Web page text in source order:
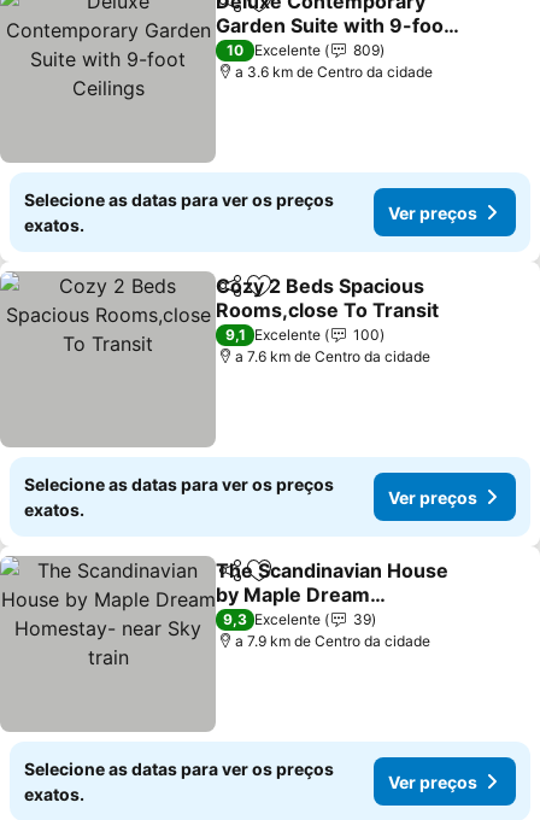
PartilharAdicionar aos favoritos
Garden Suite with 9-foot
Ceilings
Ver preços
10 Excelente
809
a 3.6 km de Centro da cidade
Selecione as datas para ver os preços
exatos.
Ver preços
PartilharAdicionar aos favoritos
Cozy 2 Beds Spacious
Rooms,close To Transit
Ver preços
9,1 Excelente
100
a 7.6 km de Centro da cidade
Selecione as datas para ver os preços
exatos.
Ver preços
PartilharAdicionar aos favoritos
The Scandinavian House
by Maple Dream
Homestay- near Sky train
Ver preços
9,3 Excelente
39
a 7.9 km de Centro da cidade
Selecione as datas para ver os preços
exatos.
Ver preços